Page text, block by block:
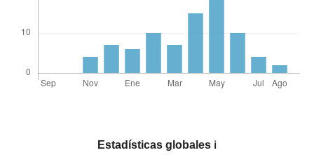
Estadísticas globales ℹ️